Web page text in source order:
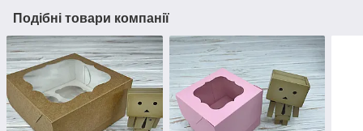
Подібні товари компанії